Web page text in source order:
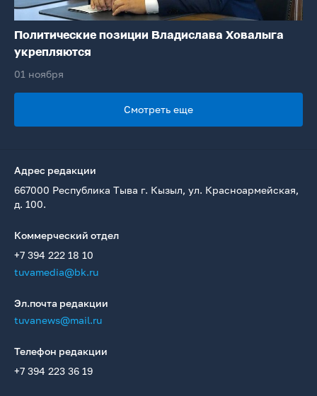
Политические позиции Владислава Ховалыга
укрепляются
01 ноября
Смотреть еще
Адрес редакции
667000 Республика Тыва г. Кызыл, ул. Красноармейская,
д. 100.
Коммерческий отдел
+7 394 222 18 10
tuvamedia@bk.ru
Эл.почта редакции
tuvanews@mail.ru
Телефон редакции
+7 394 223 36 19